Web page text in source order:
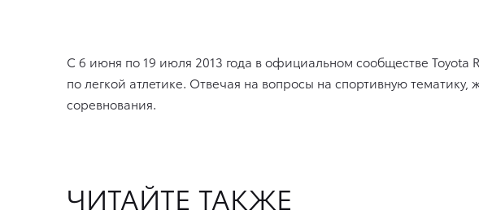
С 6 июня по 19 июля 2013 года в официальном сообществе Toyota
по легкой атлетике. Отвечая на вопросы на спортивную
соревнования.
ЧИТАЙТЕ ТАКЖЕ